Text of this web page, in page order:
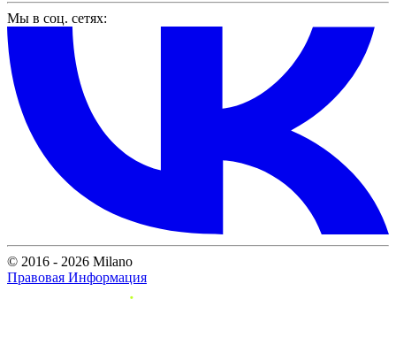
Мы в соц. сетях:
© 2016 - 2026 Milano
Правовая Информация